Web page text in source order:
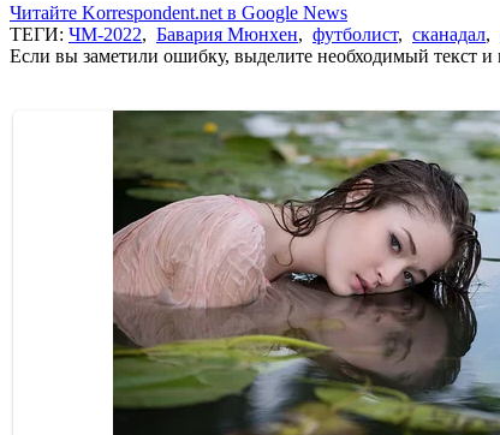
Читайте Korrespondent.net в Google News
ТЕГИ: ЧМ-2022, Бавария Мюнхен, футболист, сканадал,
Если вы заметили ошибку, выделите необходимый текст